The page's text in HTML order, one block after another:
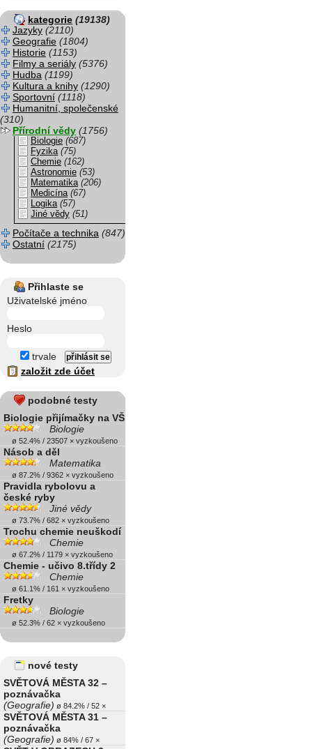
kategorie (19138)
Jazyky (2110)
Geografie (1804)
Historie (1153)
Filmy a seriály (5376)
Hudba (1199)
Kultura a knihy (1290)
Sportovní (1118)
Humanitní, společenské
(310)
Přírodní vědy (1756)
Biologie (687)
Fyzika (75)
Chemie (162)
Astronomie (53)
Matematika (206)
Medicína (67)
Logika (57)
Jiné vědy (51)
Počítače a technika (847)
Ostatní (2175)
Přihlaste se
Uživatelské jméno
Heslo
trvale
založit zde účet
podobné testy
Biologie přijímačky na VŠ
Biologie
ø 52.4% / 23507 × vyzkoušeno
Násob a děl
Matematika
ø 87.2% / 9362 × vyzkoušeno
Pravidla rybolovu a
české ryby
Jiné vědy
ø 73.7% / 682 × vyzkoušeno
Trochu chemie neuškodí
Chemie
ø 67.2% / 1179 × vyzkoušeno
Chemie - učivo 8.třídy 2
Chemie
ø 61.1% / 161 × vyzkoušeno
Fretky
Biologie
ø 52.3% / 62 × vyzkoušeno
nové testy
SVĚTOVÁ MĚSTA 32 –
poznávačka
(Geografie) ø 84.2% / 52 ×
SVĚTOVÁ MĚSTA 31 –
poznávačka
(Geografie) ø 84% / 67 ×